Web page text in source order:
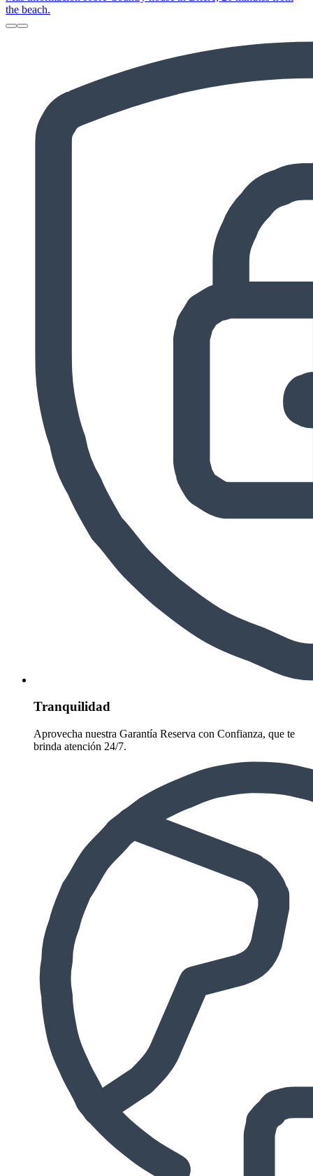
the beach.
Tranquilidad
Aprovecha nuestra Garantía Reserva con Confianza, que te
brinda atención 24/7.